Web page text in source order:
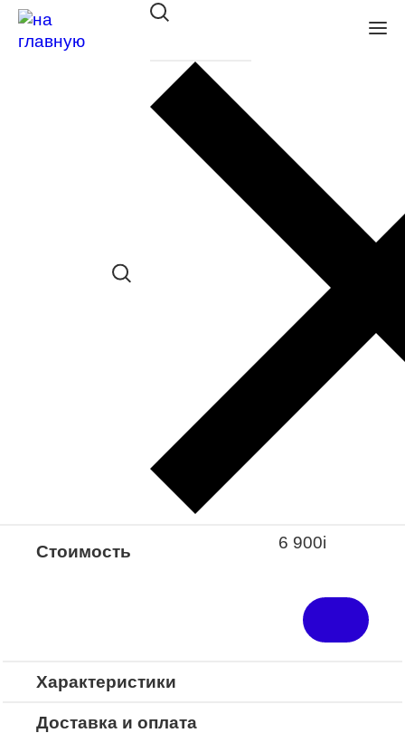
Очки с/з INVU IB22547A
в наличии (Больше 5 шт.) *наличие
товара в конкретном салоне
необходимо уточнять отдельно
Закажите понравившуюся модель
в ближайший салон “Оптик-Экспресс”.
*Доступно для Республики
Стоимость 6 900i
Сравнить товар
Характеристики
Доставка и оплата